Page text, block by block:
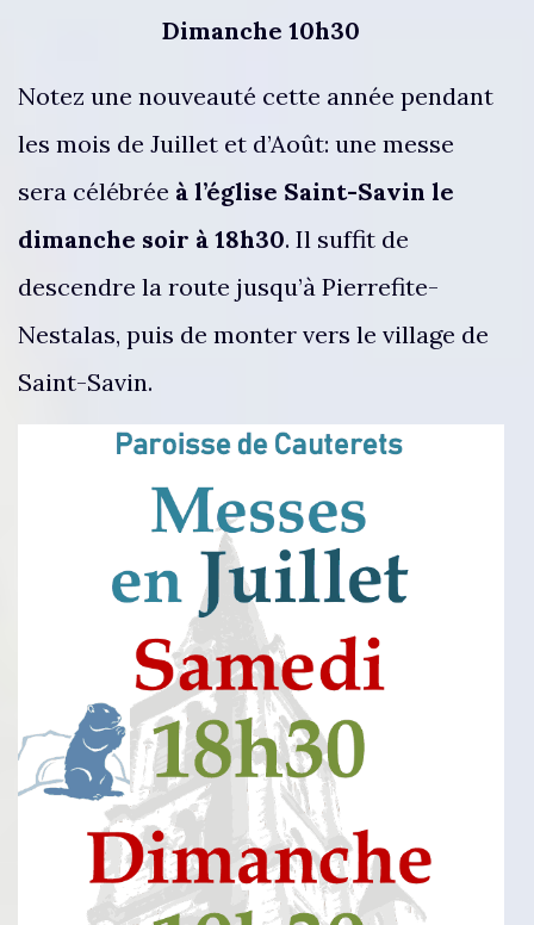
Dimanche 10h30
Notez une nouveauté cette année pendant
les mois de Juillet et d’Août: une messe
sera célébrée à l’église Saint-Savin le
dimanche soir à 18h30. Il suffit de
descendre la route jusqu’à Pierrefite-
Nestalas, puis de monter vers le village de
Saint-Savin.